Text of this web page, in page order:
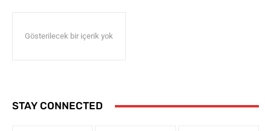
Gösterilecek bir içerik yok
STAY CONNECTED